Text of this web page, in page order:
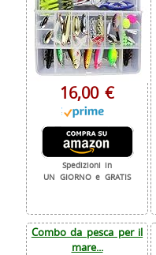
16,00 €
Spedizioni in
UN GIORNO e GRATIS
Combo da pesca per il
mare...